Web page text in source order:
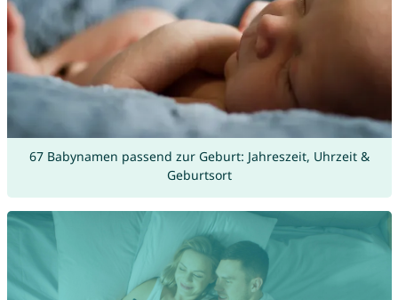
67 Babynamen passend zur Geburt: Jahreszeit, Uhrzeit &
Geburtsort